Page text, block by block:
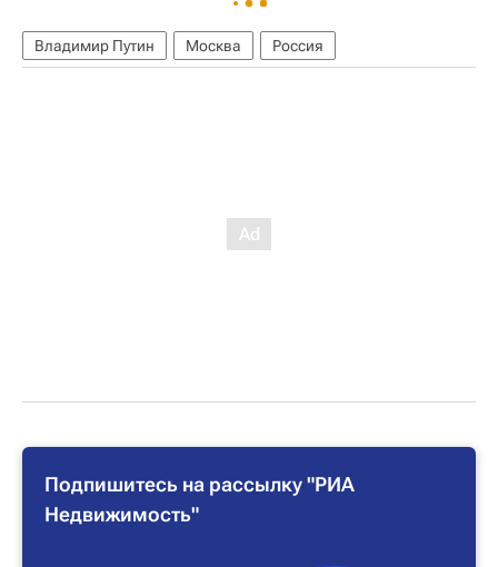
Владимир Путин Москва Россия
Подпишитесь на рассылку "РИА
Недвижимость"